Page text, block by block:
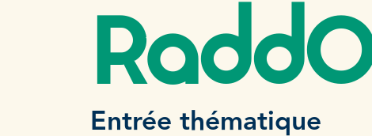
RaddO
Entrée thématique